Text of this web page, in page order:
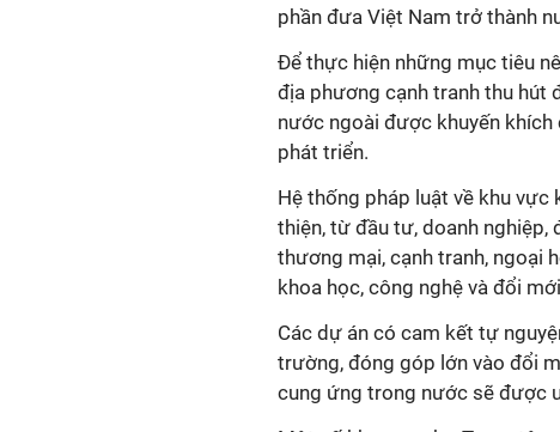
phần đưa Việt Nam trở thành
Để thực hiện những mục tiêu
địa phương cạnh tranh thu hút
nước ngoài được khuyến
phát triển.
Hệ thống pháp luật về khu
thiện, từ đầu tư, doanh nghiệp,
thương mại, cạnh tranh, ngoại
khoa học, công nghệ và đổi
Các dự án có cam kết tự
trường, đóng góp lớn vào đổi
cung ứng trong nước sẽ được